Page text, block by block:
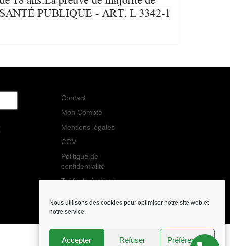
Nous utilisons des cookies pour optimiser notre site web et
notre service.
Accepter Refuser Préférences
Contact
Mon Compte
Mentions légales
CGV
Politique de
confidentialité
Tarifs de livraison